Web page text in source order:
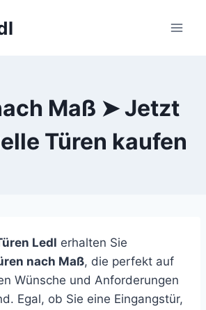
Maß ➤ Jetzt
Türen kaufen
Ledl erhalten Sie
nach Maß, die perfekt auf
Wünsche und Anforderungen
Egal, ob Sie eine Eingangstür,